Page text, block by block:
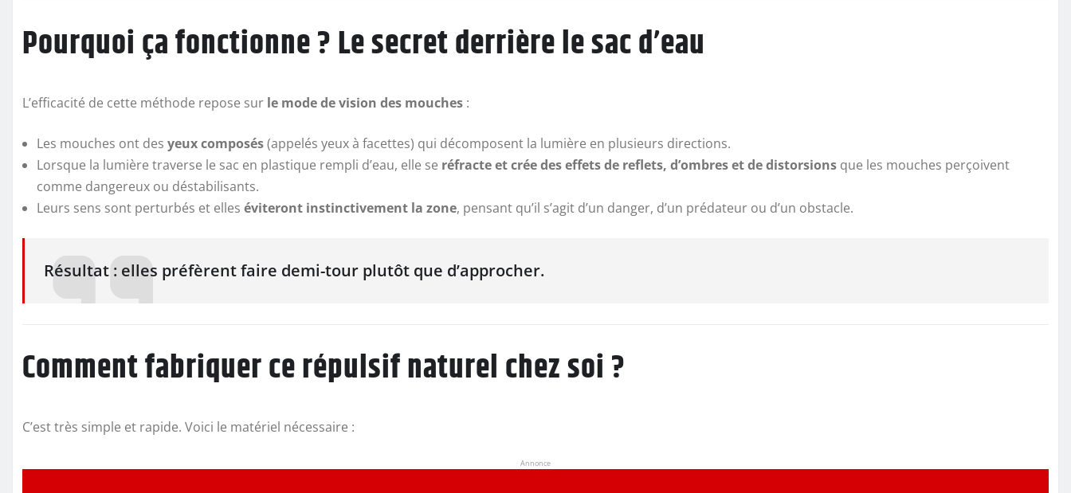
Pourquoi ça fonctionne ? Le secret derrière le sac d’eau
L’efficacité de cette méthode repose sur le mode de vision des mouches :
Les mouches ont des yeux composés(appelés yeux à facettes) qui décomposent la lumière en plusieurs directions.
Lorsque la lumière traverse le sac en plastique rempli d’eau, elle se réfracte et crée des effets de reflets, d’ombres et de distorsions que les mouches perçoivent
comme dangereux ou déstabilisants.
Leurs sens sont perturbés et elles éviteront instinctivement la zone, pensant qu’il s’agit d’un danger, d’un prédateur ou d’un obstacle.
Résultat : elles préfèrent faire demi-tour plutôt que d’approcher.
Comment fabriquer ce répulsif naturel chez soi ?
C’est très simple et rapide. Voici le matériel nécessaire :
Annonce